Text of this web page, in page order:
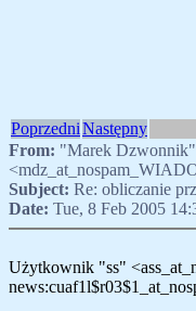
PoprzedniNastępny
From: "Marek Dzwonnik"
Subject: Re: obliczanie
Date: Tue, 8 Feb 2005
Użytkownik "ss"